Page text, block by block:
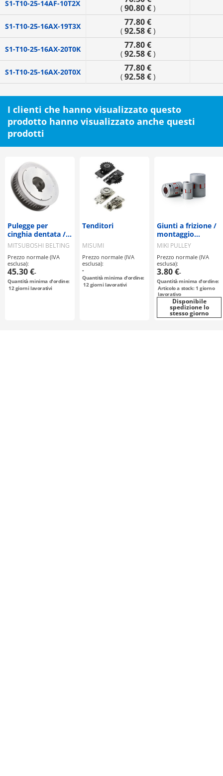
S1-T10-25-14AF-10T2X ( 90.80 € )
S1-T10-25-16AX-19T3X 77.80 €
( 92.58 € )
S1-T10-25-16AX-20T0K 77.80 €
( 92.58 € )
S1-T10-25-16AX-20T0X 77.80 €
( 92.58 € )
I clienti che hanno visualizzato questo
prodotto hanno visualizzato anche questi
prodotti
Pulegge per
cinghia dentata /
T10 / puleggia
flangiata
selezionabile /
configurabile /
acciaio / brunito,
nichelatura
chimica / T10-15
MITSUBOSHI BELTING
Prezzo normale (IVA
esclusa):
45.30 €-
Quantità minima d'ordine:
12giorni lavorativi
Tenditori
MISUMI
Prezzo normale (IVA
esclusa):
-
Quantità minima d'ordine:
12giorni lavorativi
Giunti a frizione /
montaggio
selezionabile /
disco a frizione:
PU, Shore A97 /
corpo: alluminio /
ALS-R / MIKI
PULLEY
MIKI PULLEY
Prezzo normale (IVA
esclusa):
3.80 €-
Quantità minima d'ordine:
Articolo a stock: 1 giorno
lavorativo
Disponibile
spedizione lo
stesso giorno